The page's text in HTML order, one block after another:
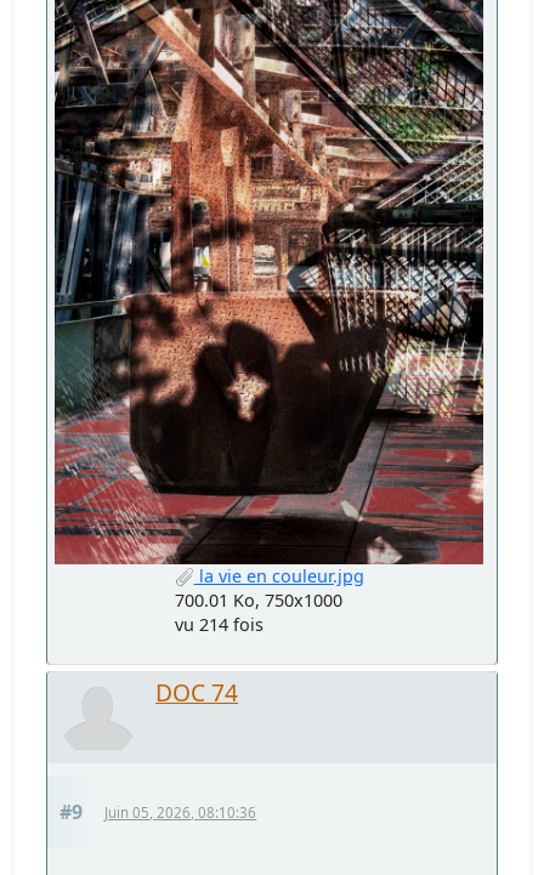
la vie en couleur.jpg
700.01 Ko, 750x1000
vu 214 fois
DOC 74
#9 Juin 05, 2026, 08:10:36